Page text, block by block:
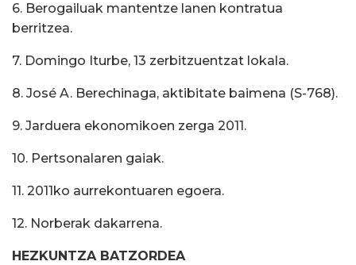
6. Berogailuak mantentze lanen kontratua
berritzea.
7. Domingo Iturbe, 13 zerbitzuentzat lokala.
8. José A. Berechinaga, aktibitate baimena (S-768).
9. Jarduera ekonomikoen zerga 2011.
10. Pertsonalaren gaiak.
11. 2011ko aurrekontuaren egoera.
12. Norberak dakarrena.
HEZKUNTZA BATZORDEA